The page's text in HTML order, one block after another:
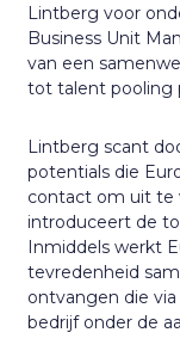
Lintberg voor
Business Unit
van een
tot talent pooling
Lintberg scant
potentials die
contact om uit te
introduceert de
Inmiddels werkt
tevredenheid
ontvangen die
bedrijf onder de